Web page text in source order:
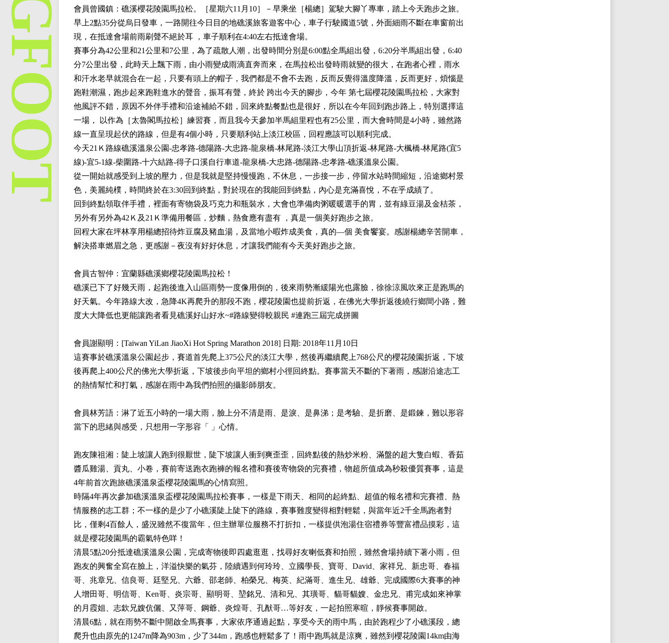
會員曾國鎮 ：礁溪櫻花陵園馬拉松。［星期六11月10］－早乘坐［楊總］駕駛大腳丫專車，踏上今天跑步之旅。
早上2點35分從烏日發車，一路開往今日目的地礁溪旅客遊客中心，車子行駛國道5號，外面細雨不斷在車窗前出
現，在抵達會場前雨刷聲不絕於耳 ，車子順利在4:40左右抵達會場。
賽事分為42公里和21公里和7公里，為了疏散人潮，出發時間分別是6:00點全馬組出發，6:20分半馬組出發，6:40
分7公里出發，此時天上飄下雨，由小雨變成雨滴直奔而來，在馬拉松出發時雨就變的很大，在跑者心裡，雨水
和汗水老早就混合在一起，只要有頭上的帽子，我們都是不會不去跑，反而反覺得溫度降溫，反而更好，煩惱是
跑鞋潮濕，跑步起來跑鞋進水的聲音，振耳有聲，終於 跨出今天的腳步，今年 第七屆櫻花陵園馬拉松，大家對
他風評不錯，原因不外伴手禮和沿途補給不錯，回來終點餐點也是很好，所以在今年回到跑步路上，特別選擇這
一場， 以作為［太魯閣馬拉松］練習賽，而且我今天參加半馬組里程也有25公里，而大會時間是4小時，雖然路
線一直呈現起伏的路線，但是有4個小時，只要順利站上淡江校區，回程應該可以順利完成。
今天21Ｋ路線礁溪溫泉公園-忠孝路-德陽路-大忠路-龍泉橋-林尾路-淡江大學山頂折返-林尾路-大楓橋-林尾路(宜5
線)-宜5-1線-柴圍路-十六結路-得子口溪自行車道-龍泉橋-大忠路-德陽路-忠孝路-礁溪溫泉公園。
從一開始就感受到上坡的壓力，但是我就是堅持慢慢跑，不休息，一步接一步，停留水站時間縮短，沿途鄉村景
色，美麗純樸，時間終於在3:30回到終點，對於現在的我能回到終點，內心是充滿喜悅，不在乎成績了。
回到終點領取伴手禮，裡面有寄物袋及巧克力和瓶裝水，大會也準備肉粥暖暖選手的胃，並有綠豆湯及金桔茶，
另外有另外為42Ｋ及21Ｋ準備用餐區，炒麵，熱食應有盡有 ，真是一個美好跑步之旅。
回程大家在坪林享用楊總招待炸豆腐及豬血湯，及當地小暇炸成美食，真的—個 美食饗宴。感謝楊總辛苦開車，
解決搭車燃眉之急，更感謝－夜沒有好好休息，才讓我們能有今天美好跑步之旅。
會員古智仲 ：宜蘭縣礁溪鄉櫻花陵園馬拉松！
礁溪已下了好幾天雨，起跑後進入山區雨勢一度像用倒的，後來雨勢漸緩陽光也露臉，徐徐涼風吹來正是跑馬的
好天氣。今年路線大改，急降4K再爬升的那段不跑，櫻花陵園也提前折返，在佛光大學折返後繞行鄉間小路，難
度大大降低也更能讓跑者看見礁溪好山好水~#路線變得較親民 #連跑三屆完成拼圖
會員謝顯明 ：[Taiwan YiLan JiaoXi Hot Spring Marathon 2018] 日期: 2018年11月10日
這賽事於礁溪溫泉公園起步，賽道首先爬上375公尺的淡江大學，然後再繼續爬上768公尺的櫻花陵園折返，下坡
後再爬上400公尺的佛光大學折返，下坡後步向平坦的鄉村小徑回終點。賽事當天不斷的下著雨，感謝沿途志工
的熱情幫忙和打氣，感謝在雨中為我們拍照的攝影師朋友。
會員林芳語 ：淋了近五小時的一場大雨，臉上分不清是雨、是淚、是鼻涕；是考驗、是折磨、是鍛鍊，難以形容
當下的思緒與感受，只想用一字形容「 」心情。
跑友陳祖湘 ：陡上坡讓人跑到很厭世，陡下坡讓人衝到爽歪歪，回終點後的熱炒米粉、滿盤的超大隻白蝦、香茹
醬瓜雞湯、貢丸、小卷，賽前寄送跑衣跑褲的報名禮和賽後寄物袋的完賽禮，物超所值成為秒殺優質賽事，這是
4年前首次跑旅礁溪溫泉盃櫻花陵園馬的心情寫照。
時隔4年再次參加礁溪溫泉盃櫻花陵園馬拉松賽事，一樣是下雨天、相同的起終點、超值的報名禮和完賽禮、熱
情服務的志工群；不一樣的是少了小礁溪陡上陡下的路線，賽事難度變得相對輕鬆，與當年近2千全馬跑者對
比，僅剩4百餘人，盛況雖然不復當年，但主辦單位服務不打折扣，一樣提供泡湯住宿禮券等豐富禮品摸彩，這
就是櫻花陵園馬的霸氣特色咩！
清晨5點20分抵達礁溪溫泉公園，完成寄物後即四處逛逛，找尋好友喇低賽和拍照，雖然會場持續下著小雨，但
跑友的興奮全寫在臉上，洋溢快樂的氣芬，陸續遇到何玲玲、立國學長、寶哥、David、家祥兄、新忠哥、春福
哥、兆章兄、信良哥、廷堅兄、六爺、邵老師、柏榮兄、梅英、紀滿哥、進生兄、雄爺、完成國際6大賽事的神
人增田哥、明信哥、Ken哥、炎宗哥、顯明哥、堃銘兄、清和兄、其璜哥、貓哥貓嫂、金忠兄、甫完成如來神掌
的月霞姐、志欽兄嫂伉儷、又萍哥、鋼爺、炎煌哥、孔猷哥…等好友，一起拍照寒暄，靜候賽事開啟。
清晨6點，就在雨勢不斷中開啟全馬賽事，大家依序通過起點，享受今天的雨中馬，由於跑程少了小礁溪段，總
爬升也由原先的1247m降為903m，少了344m，跑感也輕鬆多了！雨中跑馬就是涼爽，雖然到櫻花陵園14km由海